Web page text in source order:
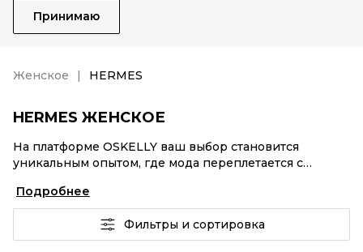
Принимаю
Женское HERMES
HERMES ЖЕНСКОЕ
На платформе OSKELLY ваш выбор становится
уникальным опытом, где мода переплетается с
аутентификация каждого заказа – HERMES Женское
от селлеров OSKELLY с быстрой доставкой по России.
Ваш стиль не ждет, и мы тоже! Винтажные изделия
или HERMES Женское из новых коллекций –
Подробнее
Фильтры и сортировка